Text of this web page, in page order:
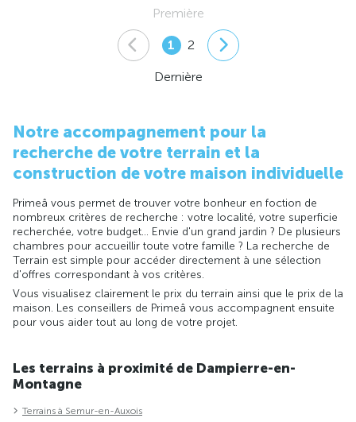
Première
1 2
Dernière
Notre accompagnement pour la
recherche de votre terrain et la
construction de votre maison individuelle
Primeâ vous permet de trouver votre bonheur en foction de
nombreux critères de recherche : votre localité, votre superficie
recherchée, votre budget... Envie d'un grand jardin ? De plusieurs
chambres pour accueillir toute votre famille ? La recherche de
Terrain est simple pour accéder directement à une sélection
d'offres correspondant à vos critères.
Vous visualisez clairement le prix du terrain ainsi que le prix de la
maison. Les conseillers de Primeâ vous accompagnent ensuite
pour vous aider tout au long de votre projet.
Les terrains à proximité de Dampierre-en-
Montagne
Terrains à Semur-en-Auxois